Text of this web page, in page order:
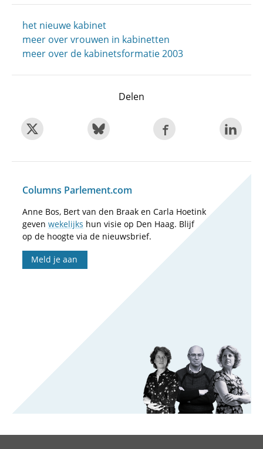
het nieuwe kabinet
meer over vrouwen in kabinetten
meer over de kabinetsformatie 2003
Delen
Columns Parlement.com
Anne Bos, Bert van den Braak en Carla Hoetink
geven wekelijks hun visie op Den Haag. Blijf
op de hoogte via de nieuwsbrief.
Meld je aan